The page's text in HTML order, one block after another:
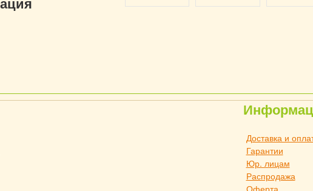
3011945
Доставка и
Гарантии
Юр. лицам
Распродажа
Оферта